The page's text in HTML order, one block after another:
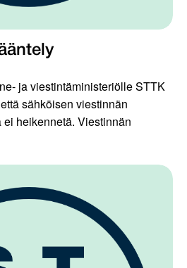
ja viestintäministeriölle STTK
sähköisen viestinnän
heikennetä. Viestinnän